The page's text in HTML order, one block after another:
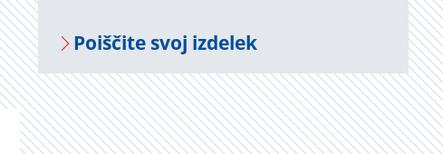
Po­i­šči­te svoj iz­de­lek